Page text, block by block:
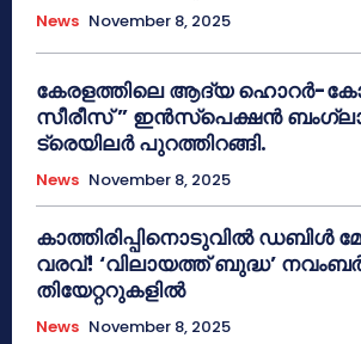
News November 8, 2025
കേരളത്തിലെ ആദ്യ ഹൊറർ-
സീരീസ് ” ഇൻസ്പെക്ഷൻ
ട്രെയിലർ പുറത്തിറങ്ങി.
News November 8, 2025
കാത്തിരിപ്പിനൊടുവിൽ ഡബിൾ
വരവ്! ‘വിലായത്ത് ബുദ്ധ’
തിയേറ്ററുകളിൽ
News November 8, 2025